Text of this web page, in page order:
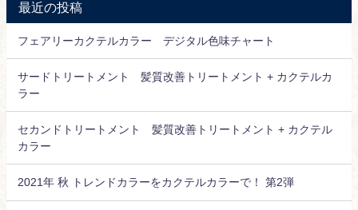
最近の投稿
フェアリーカクテルカラー デジタル色味チャート
サードトリートメント 髪質改善トリートメント + カクテルカ
ラー
セカンドトリートメント 髪質改善トリートメント + カクテル
カラー
2021年 秋 トレンドカラーをカクテルカラーで！ 第2弾